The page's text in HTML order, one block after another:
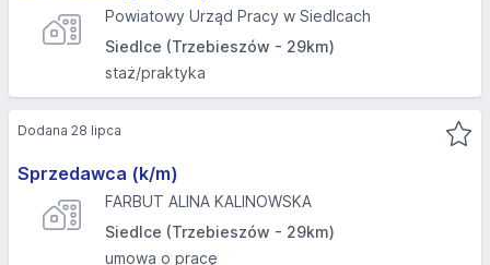
Powiatowy Urząd Pracy w Siedlcach
Siedlce (Trzebieszów - 29km)
staż/praktyka
Sprzedawca (k/m)
FARBUT ALINA KALINOWSKA
Siedlce (Trzebieszów - 29km)
umowa o pracę
Dodana 28 lipca